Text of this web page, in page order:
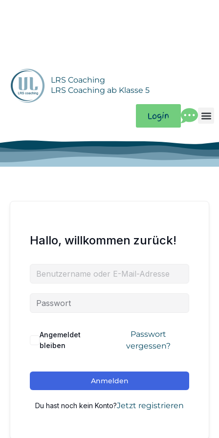
LRS Coaching
LRS Coaching ab Klasse 5
Login
Hallo, willkommen zurück!
Angemeldet
bleiben
Passwort
vergessen?
Anmelden
Du hast noch kein Konto?Jetzt registrieren